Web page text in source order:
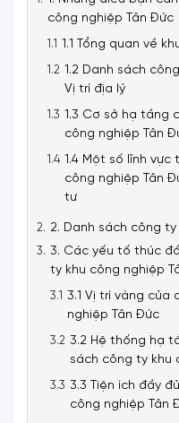
công nghiệp Tân Đức
1.1 Tổng quan về
1.2 Danh sách
Vị trí địa lý
1.3 Cơ sở hạ tầng
công nghiệp
1.4 Một số lĩnh
công nghiệp Tân
tư
2. Danh sách công
3. Các yếu tố thúc
ty khu công nghiệp
3.1 Vị trí vàng của
nghiệp Tân Đức
3.2 Hệ thống hạ
sách công ty khu
3.3 Tiện ích đầy
công nghiệp Tân